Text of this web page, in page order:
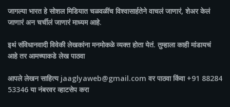
जागल्या भारतहे सोशल मिडियात चळवळींच विश्वासार्हतेने वाचलं जाणारं, शेअर केलं
जाणारं अन चर्चीलं जाणारं माध्यम आहे.
इथं संविधानवादी विवेकी लेखकांना मनमोकळे व्यक्त होता येतं. तुम्हाला काही मांडायचं
आहे तर आमच्याकडे लेख पाठवा
आपले लेखन साहित्य jaaglyaweb@gmail.com वर पाठवा किंवा +91 88284
53346 या नंबरवर व्हाटसेप करा